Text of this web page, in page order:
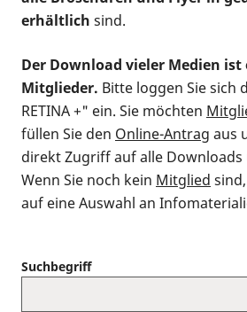
erhältlich sind.
Der Download vieler Medien
Mitglieder. Bitte loggen Sie sich
RETINA +" ein. Sie möchten
füllen Sie den Online-Antrag aus
direkt Zugriff auf alle
Wenn Sie noch kein Mitglied
auf eine Auswahl an
Suchbegriff